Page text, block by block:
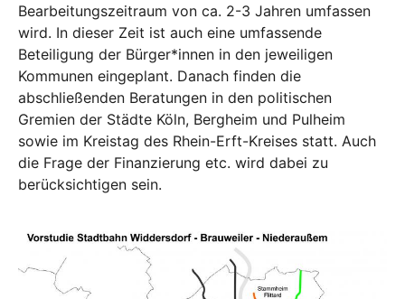
Bearbeitungszeitraum von ca. 2-3 Jahren umfassen
wird. In dieser Zeit ist auch eine umfassende
Beteiligung der Bürger*innen in den jeweiligen
Kommunen eingeplant. Danach finden die
abschließenden Beratungen in den politischen
Gremien der Städte Köln, Bergheim und Pulheim
sowie im Kreistag des Rhein-Erft-Kreises statt. Auch
die Frage der Finanzierung etc. wird dabei zu
berücksichtigen sein.